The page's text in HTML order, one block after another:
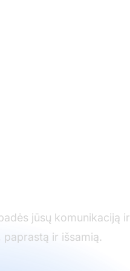
jūsų komunikaciją ir
ir išsamią.